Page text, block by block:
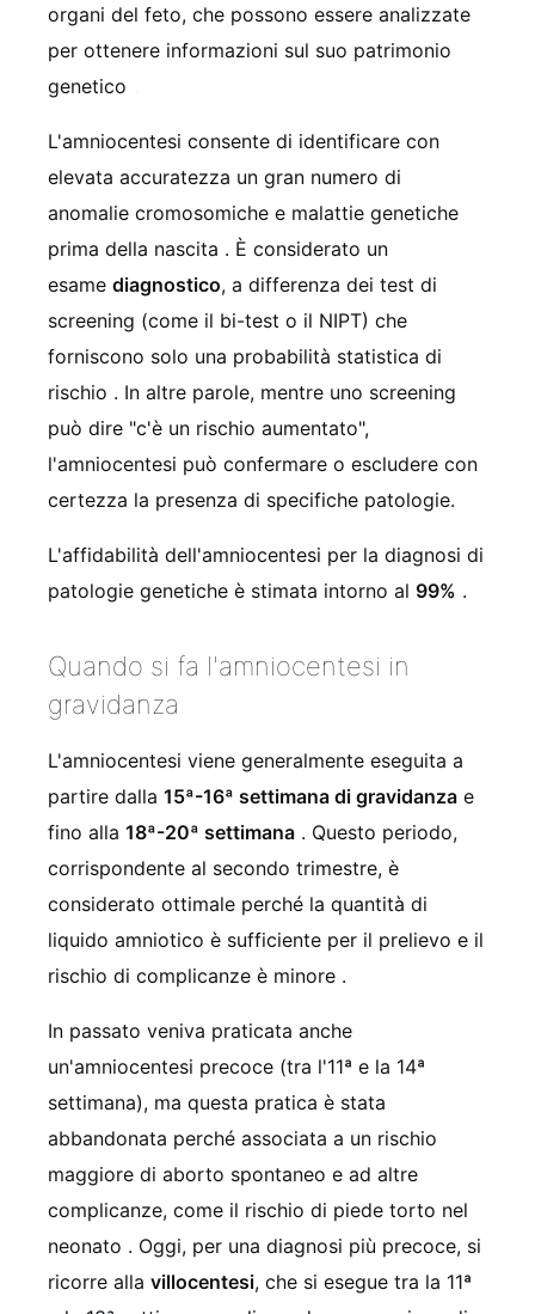
organi del feto, che possono essere analizzate
per ottenere informazioni sul suo patrimonio
genetico
L'amniocentesi consente di identificare con
elevata accuratezza un gran numero di
anomalie cromosomiche e malattie genetiche
prima della nascita . È considerato un
esame diagnostico, a differenza dei test di
screening (come il bi-test o il NIPT) che
forniscono solo una probabilità statistica di
rischio . In altre parole, mentre uno screening
può dire "c'è un rischio aumentato",
l'amniocentesi può confermare o escludere con
certezza la presenza di specifiche patologie.
L'affidabilità dell'amniocentesi per la diagnosi di
patologie genetiche è stimata intorno al 99% .
Quando si fa l'amniocentesi in
gravidanza
L'amniocentesi viene generalmente eseguita a
partire dalla 15ª-16ª settimana di gravidanza e
fino alla 18ª-20ª settimana . Questo periodo,
corrispondente al secondo trimestre, è
considerato ottimale perché la quantità di
liquido amniotico è sufficiente per il prelievo e il
rischio di complicanze è minore .
In passato veniva praticata anche
un'amniocentesi precoce (tra l'11ª e la 14ª
settimana), ma questa pratica è stata
abbandonata perché associata a un rischio
maggiore di aborto spontaneo e ad altre
complicanze, come il rischio di piede torto nel
neonato . Oggi, per una diagnosi più precoce, si
ricorre alla villocentesi, che si esegue tra la 11ª